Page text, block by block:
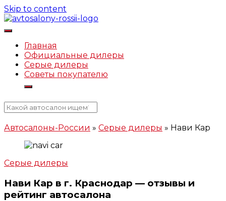
Skip to content
Главная
Официальные дилеры
Серые дилеры
Советы покупателю
Автосалоны-России » Серые дилеры » Нави Кар
Серые дилеры
Нави Кар в г. Краснодар — отзывы и
рейтинг автосалона